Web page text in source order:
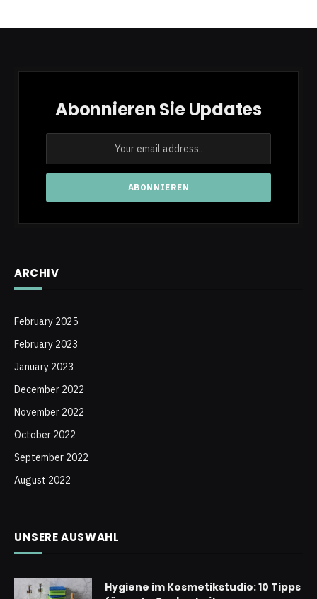
Abonnieren Sie Updates
ARCHIV
February 2025
February 2023
January 2023
December 2022
November 2022
October 2022
September 2022
August 2022
UNSERE AUSWAHL
Hygiene im Kosmetikstudio: 10 Tipps